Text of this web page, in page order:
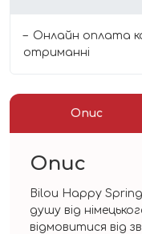
Онлайн оплата
отриманні
Опис
Опис
Bilou Happy Spring
душу від
відмовитися від